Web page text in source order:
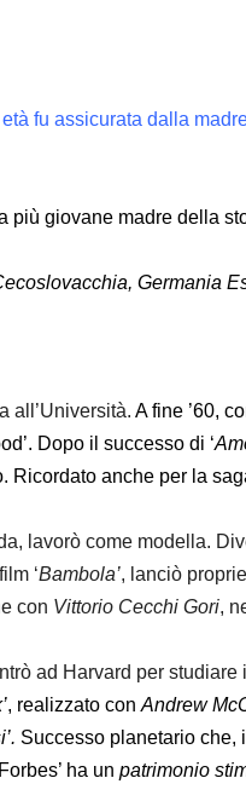
fu assicurata dalla
più giovane madre della
Germania
all’Università. A fine ’60,
Dopo il successo di ‘
Ricordato anche per la
lavorò come modella.
‘Bambola’, lanciò
con Vittorio Cecchi Gori,
ad Harvard per studiare
, realizzato con Andrew
Successo planetario che,
ha un patrimonio